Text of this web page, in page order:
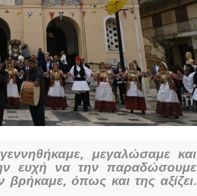
μεγαλώσαμε και
ευχή να την παραδώσουμε
όπως και της αξίζει.